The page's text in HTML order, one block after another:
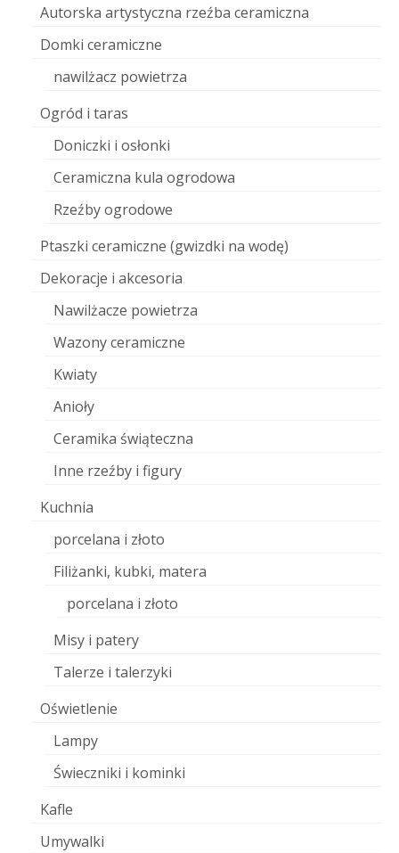
Autorska artystyczna rzeźba ceramiczna
Domki ceramiczne
nawilżacz powietrza
Ogród i taras
Doniczki i osłonki
Ceramiczna kula ogrodowa
Rzeźby ogrodowe
Ptaszki ceramiczne (gwizdki na wodę)
Dekoracje i akcesoria
Nawilżacze powietrza
Wazony ceramiczne
Kwiaty
Anioły
Ceramika świąteczna
Inne rzeźby i figury
Kuchnia
porcelana i złoto
Filiżanki, kubki, matera
porcelana i złoto
Misy i patery
Talerze i talerzyki
Oświetlenie
Lampy
Świeczniki i kominki
Kafle
Umywalki